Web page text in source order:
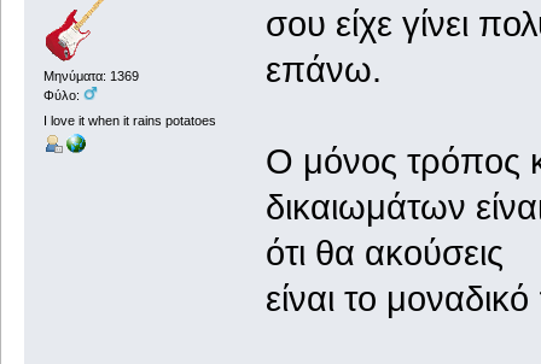
Μηνύματα: 1369
Φύλο:
I love it when it rains potatoes
σου είχε γίνει
επάνω.
Ο μόνος τρόπος
δικαιωμάτων
ότι θα ακούσεις
είναι το